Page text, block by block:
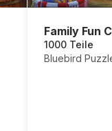
Family Fun
1000 Teile
Bluebird